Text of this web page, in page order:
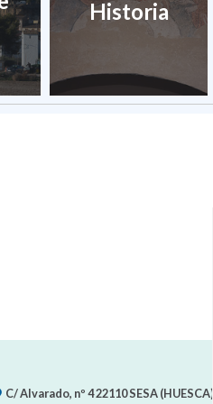
Historia
C/ Alvarado, nº 422110SESA (HUESCA)